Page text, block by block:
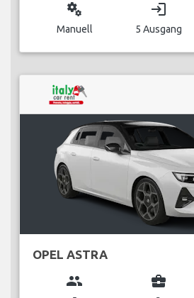
miscellaneous_services
Manuell
login
5 Ausgang
OPEL ASTRA
group business_center